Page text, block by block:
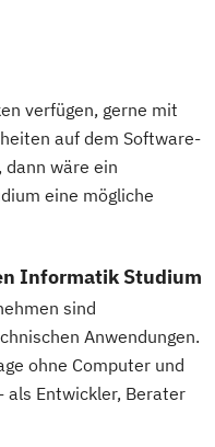
(DE/EN)
Creation
-
Science
verfügen, gerne mit
auf dem Software-
wäre ein
eine mögliche
Informatik Studium
sind
Anwendungen.
ohne Computer und
Entwickler, Berater